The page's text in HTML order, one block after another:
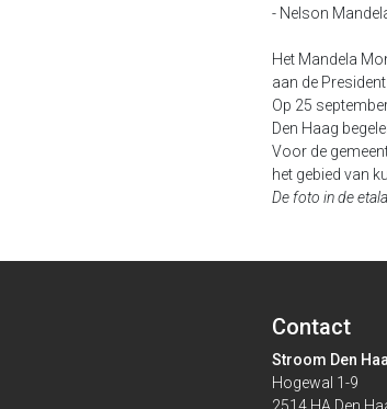
- Nelson
Het Mandela
aan de
Op 25
Den Haag
Voor de
het gebied van
De foto in de
Contact
Stroom Den
Hogewal 1-9